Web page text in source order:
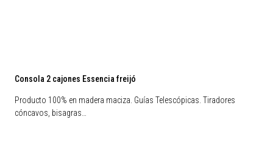
Consola 2 cajones Essencia freijó
Producto 100% en madera maciza. Guías Telescópicas. Tiradores
cóncavos, bisagras…